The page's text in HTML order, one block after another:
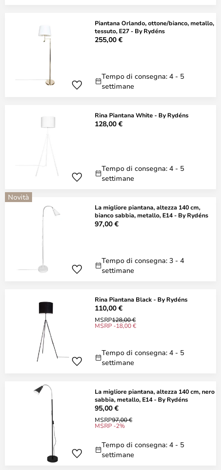
Piantana Orlando, ottone/bianco, metallo,
tessuto, E27 - By Rydéns
255,00 €
Tempo di consegna: 4 - 5
settimane
Rina Piantana White - By Rydéns
128,00 €
Tempo di consegna: 4 - 5
settimane
Novità
La migliore piantana, altezza 140 cm,
bianco sabbia, metallo, E14 - By Rydéns
97,00 €
Tempo di consegna: 3 - 4
settimane
Rina Piantana Black - By Rydéns
110,00 €
MSRP128,00 €
MSRP -18,00 €
Tempo di consegna: 4 - 5
settimane
La migliore piantana, altezza 140 cm, nero
sabbia, metallo, E14 - By Rydéns
95,00 €
MSRP97,00 €
MSRP -2%
Tempo di consegna: 4 - 5
settimane